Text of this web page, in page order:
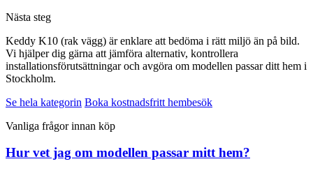
Nästa steg
Keddy K10 (rak vägg) är enklare att bedöma i rätt miljö än på bild.
Vi hjälper dig gärna att jämföra alternativ, kontrollera
installationsförutsättningar och avgöra om modellen passar ditt hem i
Stockholm.
Se hela kategorin Boka kostnadsfritt hembesök
Vanliga frågor innan köp
Hur vet jag om modellen passar mitt hem?